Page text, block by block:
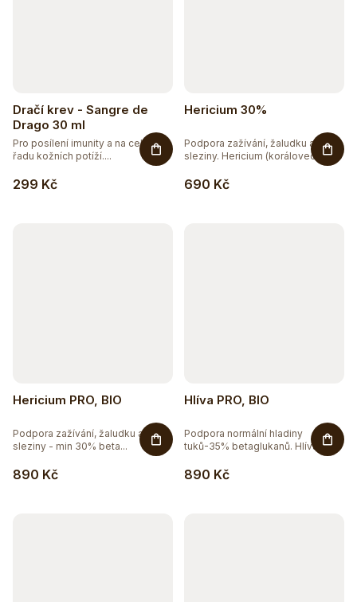
Dračí krev - Sangre de
Drago 30 ml
299 Kč
Pro posílení imunity a na celou
řadu kožních potíží....
Hericium 30%
690 Kč
Podpora zažívání, žaludku a
sleziny. Hericium (korálovec...
Hericium PRO, BIO
890 Kč
Podpora zažívání, žaludku a
sleziny - min 30% beta...
Hlíva PRO, BIO
890 Kč
Podpora normální hladiny
tuků-35% betaglukanů. Hlíva...